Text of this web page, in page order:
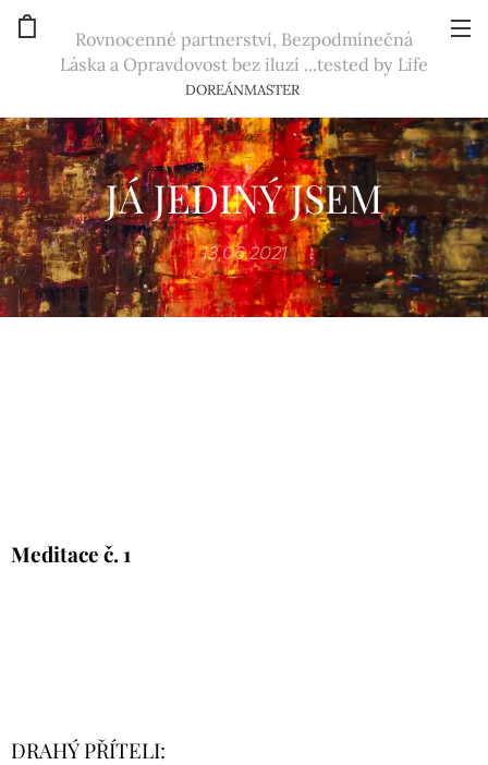
Rovnocenné partnerství, Bezpodmínečná
Láska a Opravdovost bez iluzí ...tested by Life
DOREÁNMASTER
JÁ JEDINÝ JSEM
13.06.2021
Meditace č. 1
DRAHÝ PŘÍTELI: